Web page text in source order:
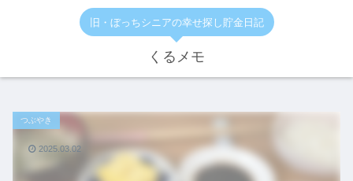
旧・ぼっちシニアの幸せ探し貯金日記
くるメモ
つぶやき
2025.03.02